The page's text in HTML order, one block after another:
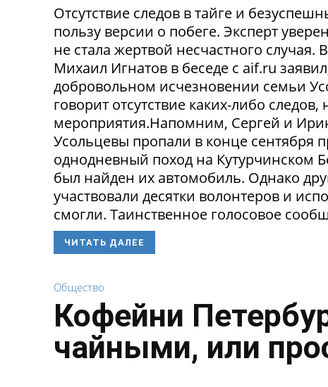
Отсутствие следов в тайге и
пользу версии о побеге. Эксперт
не стала жертвой несчастного
Михаил Игнатов в беседе с aif.ru
добровольном исчезновении семьи
говорит отсутствие каких-либо
мероприятия.Напомним, Сергей и
Усольцевы пропали в конце сентября
однодневный поход на Кутурчинском
был найден их автомобиль. Однако
участвовали десятки волонтеров и
смогли. Таинственное голосовое
ЧИТАТЬ ДАЛЕЕ
Общество
Кофейни
чайными, или